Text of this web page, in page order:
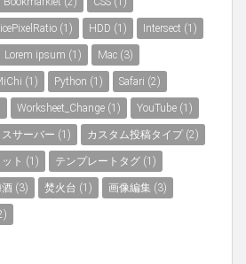
(1) HDD (1) Intersect (1)
Lorem ipsum (1) Mac (3)
(1) Python (1) Safari (2)
Worksheet_Change (1) YouTube (1)
スサーバー (1) カスタム投稿タイプ (2)
ット (1) テンプレートタグ (1)
(3) 焚火台 (1) 画像編集 (3)